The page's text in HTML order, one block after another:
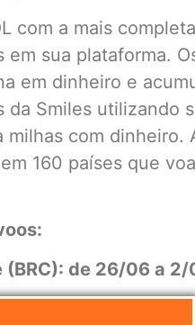
com a mais
sua plataforma.
em dinheiro e
Smiles utilizando
com dinheiro.
160 países que
(BRC): de 26/06 a